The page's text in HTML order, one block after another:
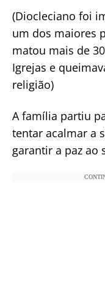
(Diocleciano foi
um dos maiores
matou mais de
Igrejas e
religião)
A família partiu
tentar acalmar a
garantir a paz ao